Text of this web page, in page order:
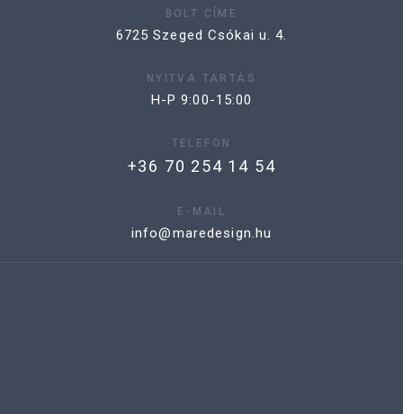
BOLT CÍME
6725 Szeged Csókai u. 4.
NYITVA TARTÁS
H-P 9:00-15:00
TELEFON
+36 70 254 14 54
E-MAIL
info@maredesign.hu